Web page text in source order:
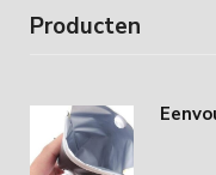
Producten